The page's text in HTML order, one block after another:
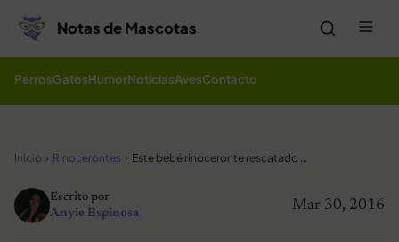
Notas de Mascotas
PerrosGatosHumorNoticiasAvesContacto
Inicio Rinocerontes Este bebé rinoceronte rescatado se baña por primera vez en el lodo y es muy feliz
Mar 30, 2016
Escrito por
Anyie Espinosa